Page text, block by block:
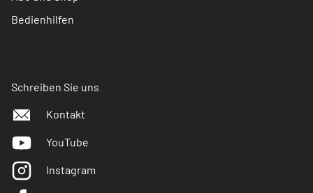
Bedienhilfen
Schreiben Sie uns
Kontakt
YouTube
Instagram